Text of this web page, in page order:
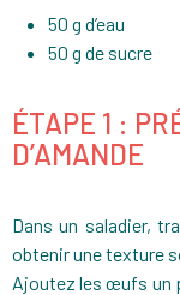
50 g d’eau
50 g de sucre
ÉTAPE 1 :
D’AMANDE
Dans un saladier,
obtenir une texture
Ajoutez les œufs un